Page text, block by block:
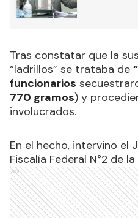
Tras constatar que la
“ladrillos” se trataba de
funcionarios
770 gramos) y
involucrados.
En el hecho, intervino el
Fiscalía Federal N°2 de
Ads